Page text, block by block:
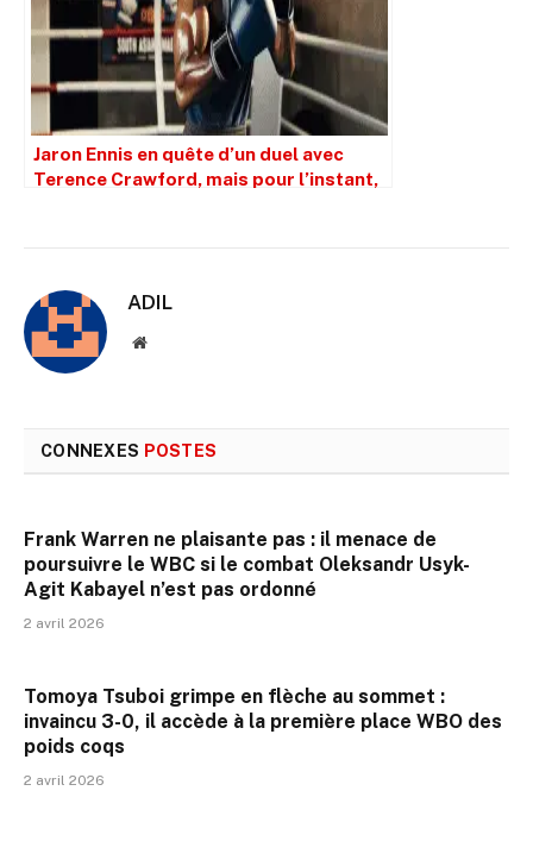
Jaron Ennis en quête d’un duel avec
Terence Crawford, mais pour l’instant,
ADIL
Site
CONNEXES POSTES
Frank Warren ne plaisante pas : il menace de
poursuivre le WBC si le combat Oleksandr Usyk-
Agit Kabayel n’est pas ordonné
2 avril 2026
Tomoya Tsuboi grimpe en flèche au sommet :
invaincu 3-0, il accède à la première place WBO des
poids coqs
2 avril 2026